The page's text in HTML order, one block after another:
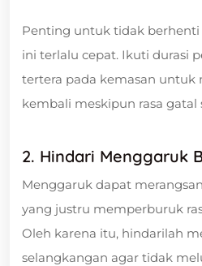
Penting untuk tidak
ini terlalu cepat. Ikuti durasi
tertera pada kemasan untuk
kembali meskipun rasa gatal
2. Hindari Menggaruk
Menggaruk dapat
yang justru memperburuk
Oleh karena itu, hindarilah
selangkangan agar tidak